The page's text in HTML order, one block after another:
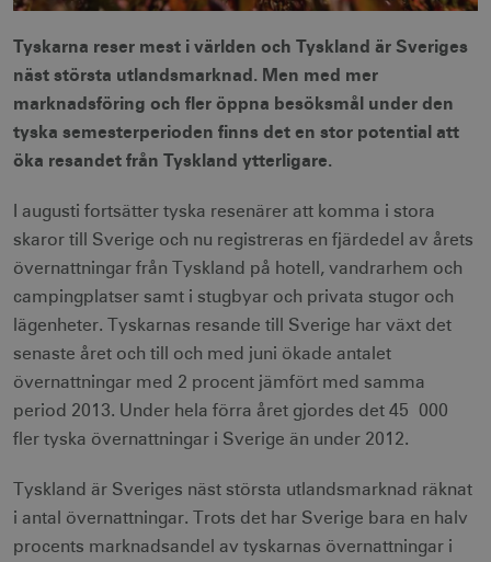
Tyskarna reser mest i världen och Tyskland är Sveriges
näst största utlandsmarknad. Men med mer
marknadsföring och fler öppna besöksmål under den
tyska semesterperioden finns det en stor potential att
öka resandet från Tyskland ytterligare.
I augusti fortsätter tyska resenärer att komma i stora
skaror till Sverige och nu registreras en fjärdedel av årets
övernattningar från Tyskland på hotell, vandrarhem och
campingplatser samt i stugbyar och privata stugor och
lägenheter. Tyskarnas resande till Sverige har växt det
senaste året och till och med juni ökade antalet
övernattningar med 2 procent jämfört med samma
period 2013. Under hela förra året gjordes det 45 000
fler tyska övernattningar i Sverige än under 2012.
Tyskland är Sveriges näst största utlandsmarknad räknat
i antal övernattningar. Trots det har Sverige bara en halv
procents marknadsandel av tyskarnas övernattningar i